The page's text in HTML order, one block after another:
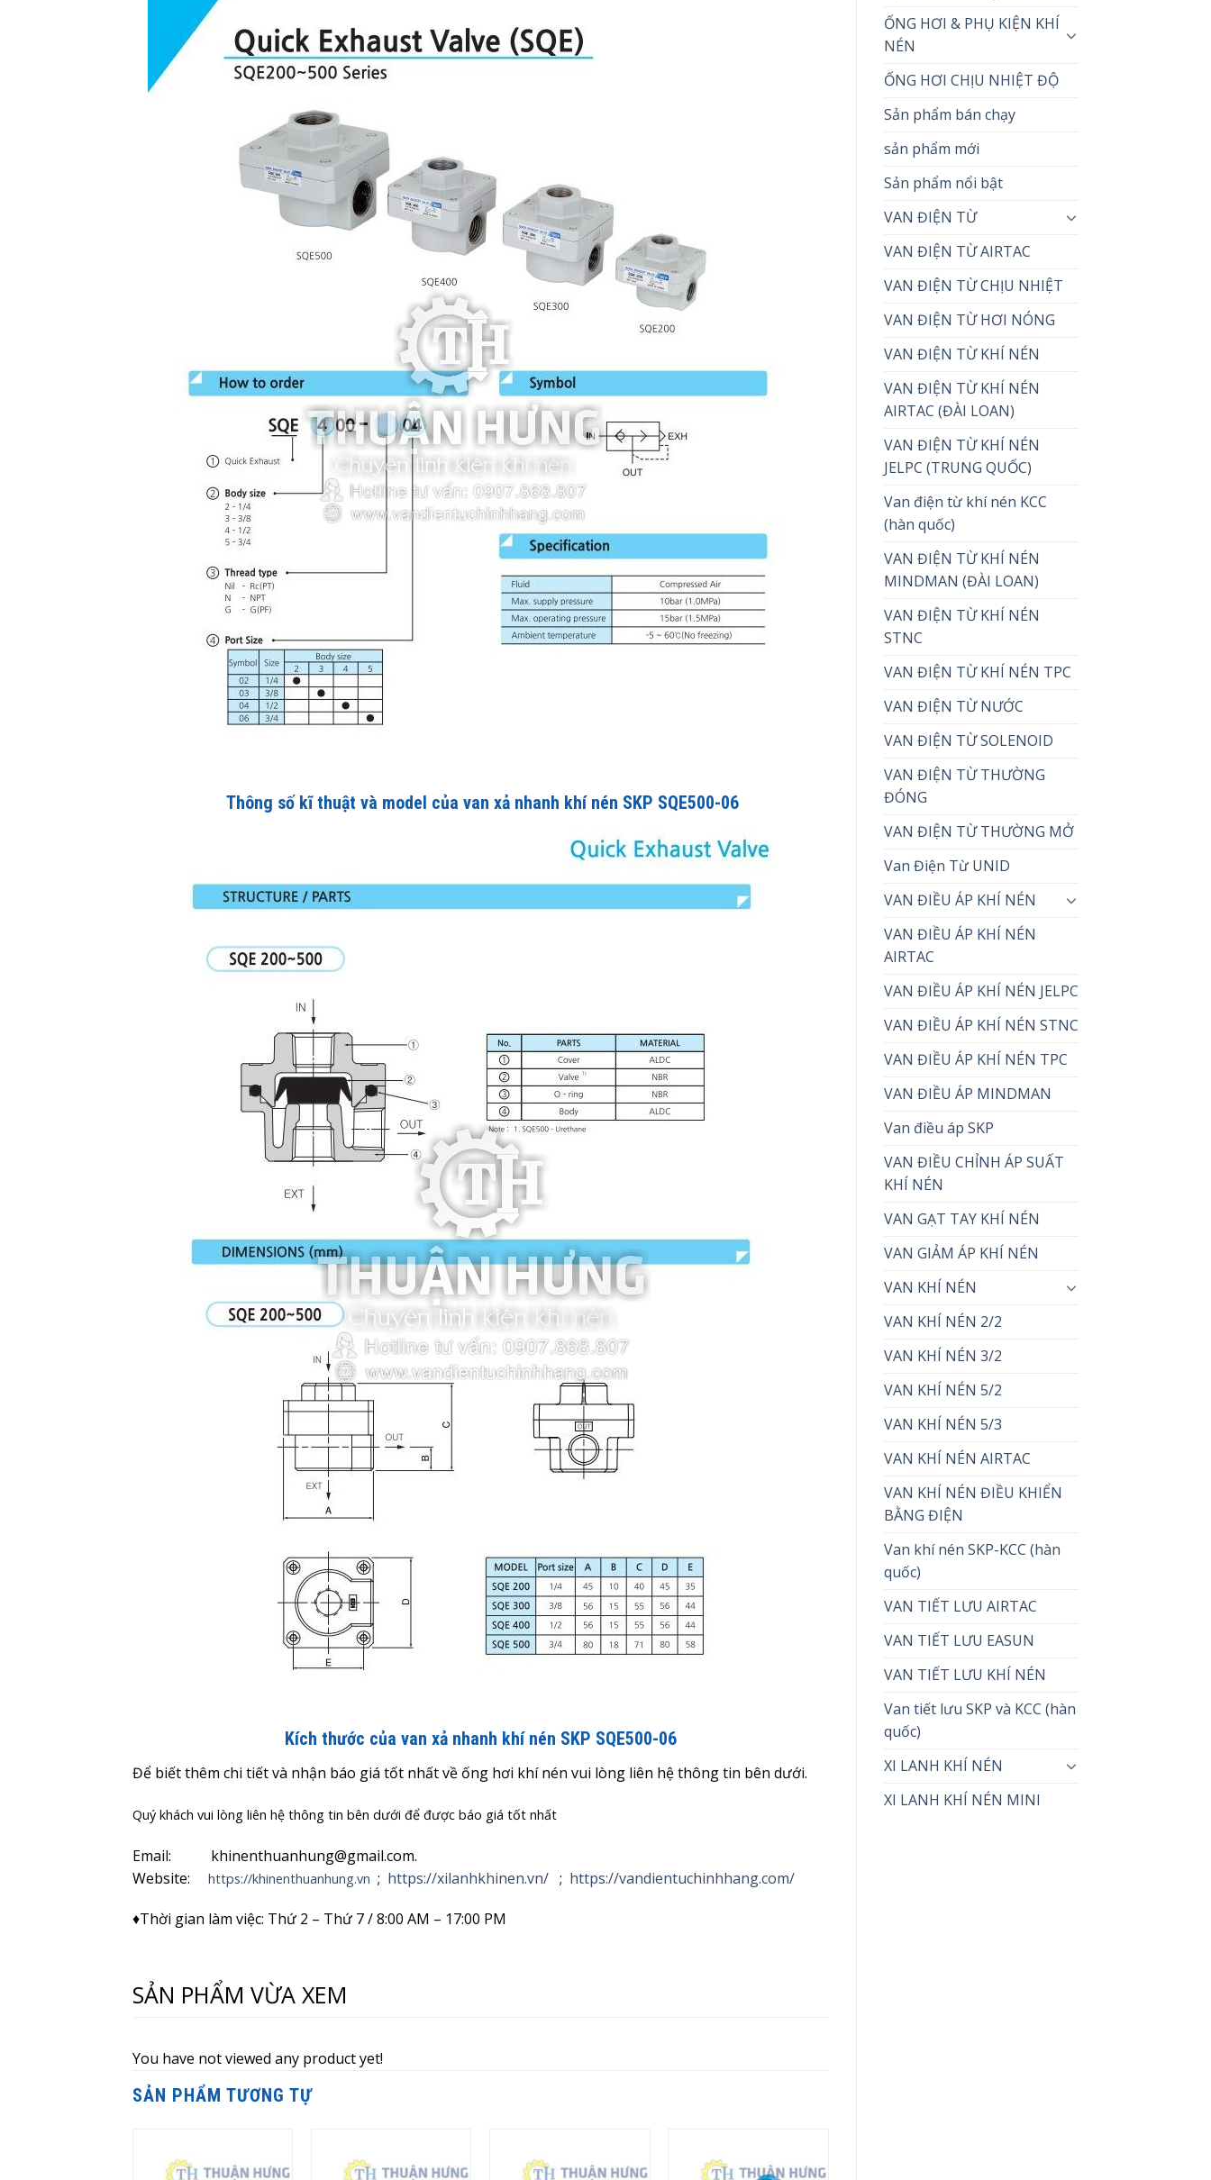
Thông số kĩ thuật và model của van xả nhanh khí nén SKP SQE500-06
Kích thước của van xả nhanh khí nén SKP SQE500-06
Để biết thêm chi tiết và nhận báo giá tốt nhất về ống hơi khí nén vui lòng liên hệ thông tin bên dưới.
Quý khách vui lòng liên hệ thông tin bên dưới để được báo giá tốt nhất
Email: khinenthuanhung@gmail.com.
Website: https://khinenthuanhung.vn ; https://xilanhkhinen.vn/ ; https://vandientuchinhhang.com/
♦Thời gian làm việc: Thứ 2 – Thứ 7 / 8:00 AM – 17:00 PM
SẢN PHẨM VỪA XEM
You have not viewed any product yet!
SẢN PHẨM TƯƠNG TỰ
ỐNG HƠI & PHỤ KIỆN KHÍ
NÉN
ỐNG HƠI CHỊU NHIỆT ĐỘ
Sản phẩm bán chạy
sản phẩm mới
Sản phẩm nổi bật
VAN ĐIỆN TỪ
VAN ĐIỆN TỪ AIRTAC
VAN ĐIỆN TỪ CHỊU NHIỆT
VAN ĐIỆN TỪ HƠI NÓNG
VAN ĐIỆN TỪ KHÍ NÉN
VAN ĐIỆN TỪ KHÍ NÉN
AIRTAC (ĐÀI LOAN)
VAN ĐIỆN TỪ KHÍ NÉN
JELPC (TRUNG QUỐC)
Van điện từ khí nén KCC
(hàn quốc)
VAN ĐIỆN TỪ KHÍ NÉN
MINDMAN (ĐÀI LOAN)
VAN ĐIỆN TỪ KHÍ NÉN
STNC
VAN ĐIỆN TỪ KHÍ NÉN TPC
VAN ĐIỆN TỪ NƯỚC
VAN ĐIỆN TỪ SOLENOID
VAN ĐIỆN TỪ THƯỜNG
ĐÓNG
VAN ĐIỆN TỪ THƯỜNG MỞ
Van Điện Từ UNID
VAN ĐIỀU ÁP KHÍ NÉN
VAN ĐIỀU ÁP KHÍ NÉN
AIRTAC
VAN ĐIỀU ÁP KHÍ NÉN JELPC
VAN ĐIỀU ÁP KHÍ NÉN STNC
VAN ĐIỀU ÁP KHÍ NÉN TPC
VAN ĐIỀU ÁP MINDMAN
Van điều áp SKP
VAN ĐIỀU CHỈNH ÁP SUẤT
KHÍ NÉN
VAN GẠT TAY KHÍ NÉN
VAN GIẢM ÁP KHÍ NÉN
VAN KHÍ NÉN
VAN KHÍ NÉN 2/2
VAN KHÍ NÉN 3/2
VAN KHÍ NÉN 5/2
VAN KHÍ NÉN 5/3
VAN KHÍ NÉN AIRTAC
VAN KHÍ NÉN ĐIỀU KHIỂN
BẰNG ĐIỆN
Van khí nén SKP-KCC (hàn
quốc)
VAN TIẾT LƯU AIRTAC
VAN TIẾT LƯU EASUN
VAN TIẾT LƯU KHÍ NÉN
Van tiết lưu SKP và KCC (hàn
quốc)
XI LANH KHÍ NÉN
XI LANH KHÍ NÉN MINI